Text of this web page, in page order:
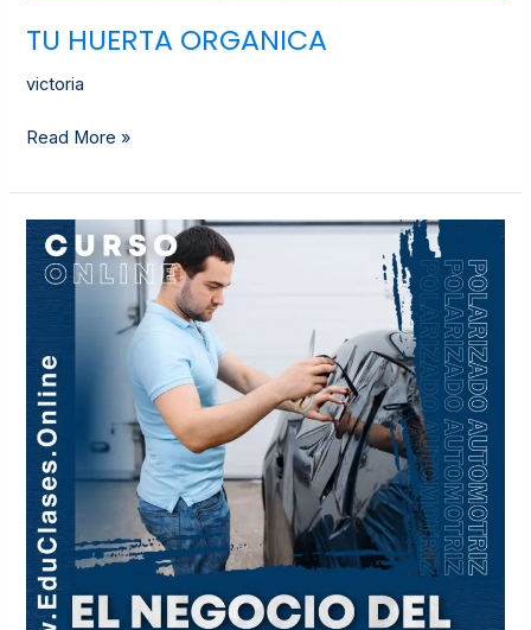
TU HUERTA ORGANICA
victoria
Read More »
EL
NEGOCIO
DEL
POLARIZADO